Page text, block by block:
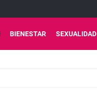
BIENESTAR SEXUALIDAD